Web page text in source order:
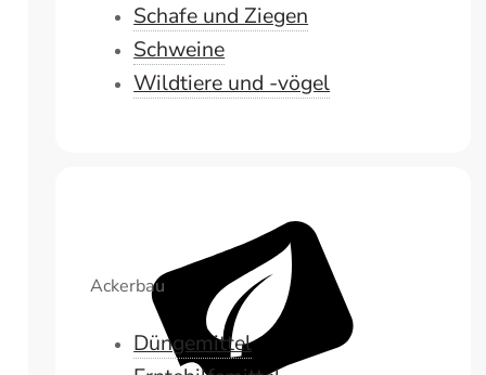
Schafe und Ziegen
Schweine
Wildtiere und -vögel
Ackerbau
Düngemittel